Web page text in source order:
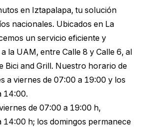
en Iztapalapa, tu solución
nacionales. Ubicados en La
un servicio eficiente y
la UAM, entre Calle 8 y Calle 6, al
Bici and Grill. Nuestro horario de
a viernes de 07:00 a 19:00 y los
14:00.
de 07:00 a 19:00 h,
14:00 h; los domingos permanece